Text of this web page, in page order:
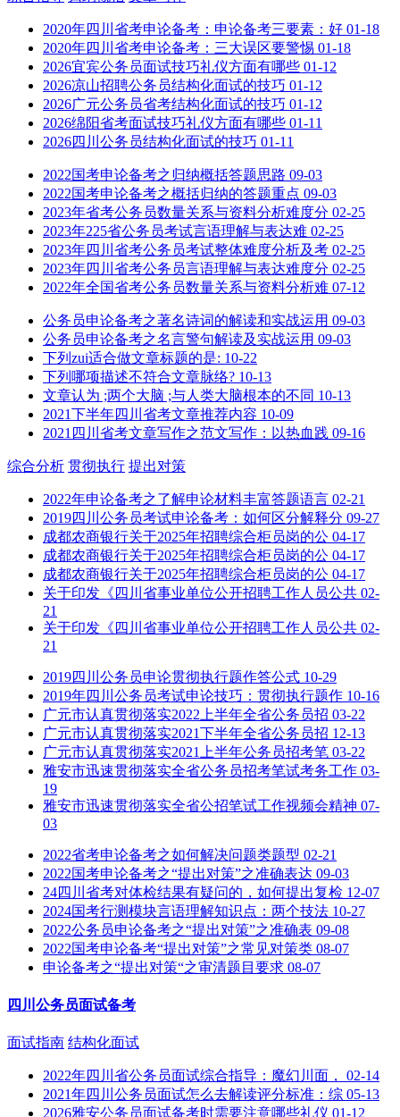
2020年四川省考申论备考：申论备考三要素：好 01-18
2020年四川省考申论备考：三大误区要警惕 01-18
2026宜宾公务员面试技巧礼仪方面有哪些 01-12
2026凉山招聘公务员结构化面试的技巧 01-12
2026广元公务员省考结构化面试的技巧 01-12
2026绵阳省考面试技巧礼仪方面有哪些 01-11
2026四川公务员结构化面试的技巧 01-11
2022国考申论备考之归纳概括答题思路 09-03
2022国考申论备考之概括归纳的答题重点 09-03
2023年省考公务员数量关系与资料分析难度分 02-25
2023年225省公务员考试言语理解与表达难 02-25
2023年四川省考公务员考试整体难度分析及考 02-25
2023年四川省考公务员言语理解与表达难度分 02-25
2022年全国省考公务员数量关系与资料分析难 07-12
公务员申论备考之著名诗词的解读和实战运用 09-03
公务员申论备考之名言警句解读及实战运用 09-03
下列zui适合做文章标题的是: 10-22
下列哪项描述不符合文章脉络? 10-13
文章认为 ;两个大脑 ;与人类大脑根本的不同 10-13
2021下半年四川省考文章推荐内容 10-09
2021四川省考文章写作之范文写作：以热血践 09-16
综合分析 贯彻执行 提出对策
2022年申论备考之了解申论材料丰富答题语言 02-21
2019四川公务员考试申论备考：如何区分解释分 09-27
成都农商银行关于2025年招聘综合柜员岗的公 04-17
成都农商银行关于2025年招聘综合柜员岗的公 04-17
成都农商银行关于2025年招聘综合柜员岗的公 04-17
关于印发《四川省事业单位公开招聘工作人员公共 02-
21
关于印发《四川省事业单位公开招聘工作人员公共 02-
21
2019四川公务员申论贯彻执行题作答公式 10-29
2019年四川公务员考试申论技巧：贯彻执行题作 10-16
广元市认真贯彻落实2022上半年全省公务员招 03-22
广元市认真贯彻落实2021下半年全省公务员招 12-13
广元市认真贯彻落实2021上半年公务员招考笔 03-22
雅安市迅速贯彻落实全省公务员招考笔试考务工作 03-
19
雅安市迅速贯彻落实全省公招笔试工作视频会精神 07-
03
2022省考申论备考之如何解决问题类题型 02-21
2022国考申论备考之“提出对策”之准确表达 09-03
24四川省考对体检结果有疑问的，如何提出复检 12-07
2024国考行测模块言语理解知识点：两个技法 10-27
2022公务员申论备考之“提出对策”之准确表 09-08
2022国考申论备考“提出对策”之常见对策类 08-07
申论备考之“提出对策“之审清题目要求 08-07
四川公务员面试备考
面试指南 结构化面试
2022年四川省公务员面试综合指导：魔幻川面， 02-14
2021年四川公务员面试怎么去解读评分标准：综 05-13
2026雅安公务员面试备考时需要注意哪些礼仪 01-12